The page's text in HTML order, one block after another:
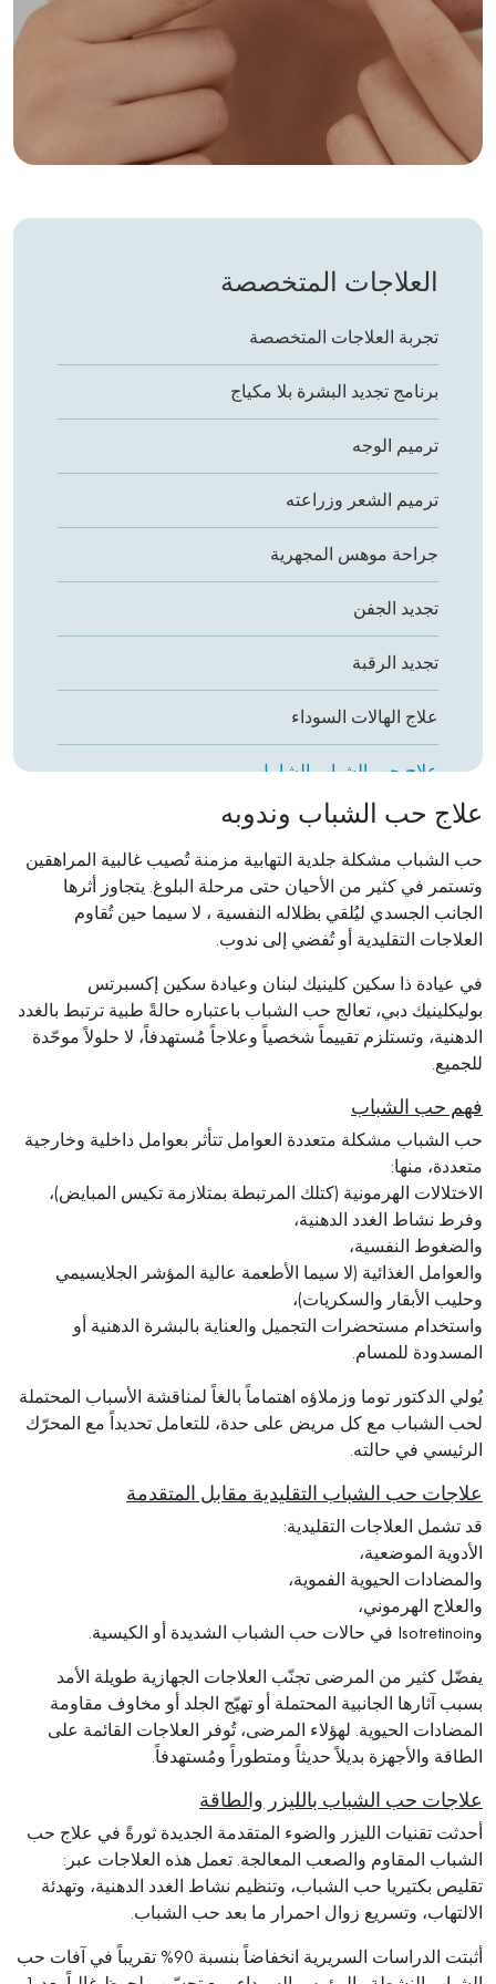
العلاجات المتخصصة
تجربة العلاجات المتخصصة
برنامج تجديد البشرة بلا مكياج
ترميم الوجه
ترميم الشعر وزراعته
جراحة موهس المجهرية
تجديد الجفن
تجديد الرقبة
علاج الهالات السوداء
علاج حب الشباب الشامل
البوتوكس (توكسين البوتولينوم)
مواد التعبئة (Fillers)
إعادة تشكيل الأنف غير الجراحي
تجديد اليدين
شدّ جلد الجسم
علاج السيلوليت
إزالة الوحمات
فحص الشامات والكشف المتقدم عن سرطان الجلد
علاج الندوب وإزالتها
علاج البقع الداكنة والكلف
العلاج الديناميكي الضوئي (PDT)
علاج حب الشباب وندوبه
حب الشباب مشكلة جلدية التهابية مزمنة تُصيب غالبية المراهقين
وتستمر في كثير من الأحيان حتى مرحلة البلوغ. يتجاوز أثرها
الجانب الجسدي ليُلقي بظلاله النفسية ، لا سيما حين تُقاوم
العلاجات التقليدية أو تُفضي إلى ندوب.
في عيادة ذا سكين كلينيك لبنان وعيادة سكين إكسبرتس
بوليكلينيك دبي، تعالج حب الشباب باعتباره حالةً طبية ترتبط بالغدد
الدهنية، وتستلزم تقييماً شخصياً وعلاجاً مُستهدفاً، لا حلولاً موحّدة
للجميع.
فهم حب الشباب
حب الشباب مشكلة متعددة العوامل تتأثر بعوامل داخلية وخارجية
متعددة، منها:
الاختلالات الهرمونية (كتلك المرتبطة بمتلازمة تكيس المبايض)،
وفرط نشاط الغدد الدهنية،
والضغوط النفسية،
والعوامل الغذائية (لا سيما الأطعمة عالية المؤشر الجلايسيمي
وحليب الأبقار والسكريات)،
واستخدام مستحضرات التجميل والعناية بالبشرة الدهنية أو
المسدودة للمسام.
يُولي الدكتور توما وزملاؤه اهتماماً بالغاً لمناقشة الأسباب المحتملة
لحب الشباب مع كل مريض على حدة، للتعامل تحديداً مع المحرّك
الرئيسي في حالته.
علاجات حب الشباب التقليدية مقابل المتقدمة
قد تشمل العلاجات التقليدية:
الأدوية الموضعية،
والمضادات الحيوية الفموية،
والعلاج الهرموني،
وIsotretinoin في حالات حب الشباب الشديدة أو الكيسية.
يفضّل كثير من المرضى تجنّب العلاجات الجهازية طويلة الأمد
بسبب آثارها الجانبية المحتملة أو تهيّج الجلد أو مخاوف مقاومة
المضادات الحيوية. لهؤلاء المرضى، تُوفر العلاجات القائمة على
الطاقة والأجهزة بديلاً حديثاً ومتطوراً ومُستهدفاً.
علاجات حب الشباب بالليزر والطاقة
أحدثت تقنيات الليزر والضوء المتقدمة الجديدة ثورةً في علاج حب
الشباب المقاوم والصعب المعالجة. تعمل هذه العلاجات عبر:
تقليص بكتيريا حب الشباب، وتنظيم نشاط الغدد الدهنية، وتهدئة
الالتهاب، وتسريع زوال احمرار ما بعد حب الشباب.
أثبتت الدراسات السريرية انخفاضاً بنسبة 90% تقريباً في آفات حب